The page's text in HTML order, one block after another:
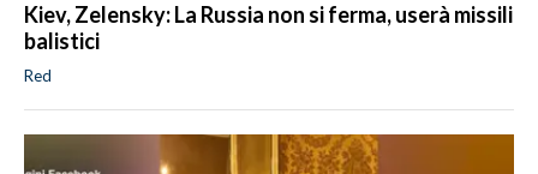
Kiev, Zelensky: La Russia non si ferma, userà missili
balistici
Red